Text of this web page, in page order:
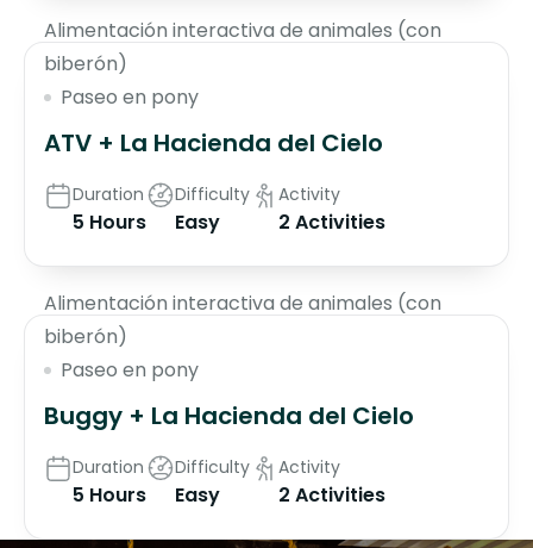
Alimentación interactiva de animales (con
biberón)
Paseo en pony
ATV + La Hacienda del Cielo
Duration
5 Hours
Difficulty
Easy
Activity
2 Activities
Alimentación interactiva de animales (con
biberón)
Paseo en pony
Buggy + La Hacienda del Cielo
Duration
5 Hours
Difficulty
Easy
Activity
2 Activities